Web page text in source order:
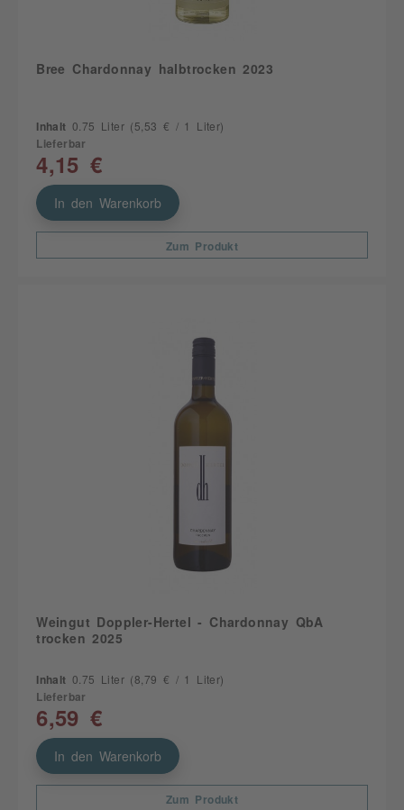
Bree Chardonnay halbtrocken 2023
Inhalt 0.75 Liter (5,53 € / 1 Liter)
Lieferbar
4,15 €
In den Warenkorb
Zum Produkt
Weingut Doppler-Hertel - Chardonnay QbA
trocken 2025
Inhalt 0.75 Liter (8,79 € / 1 Liter)
Lieferbar
6,59 €
In den Warenkorb
Zum Produkt